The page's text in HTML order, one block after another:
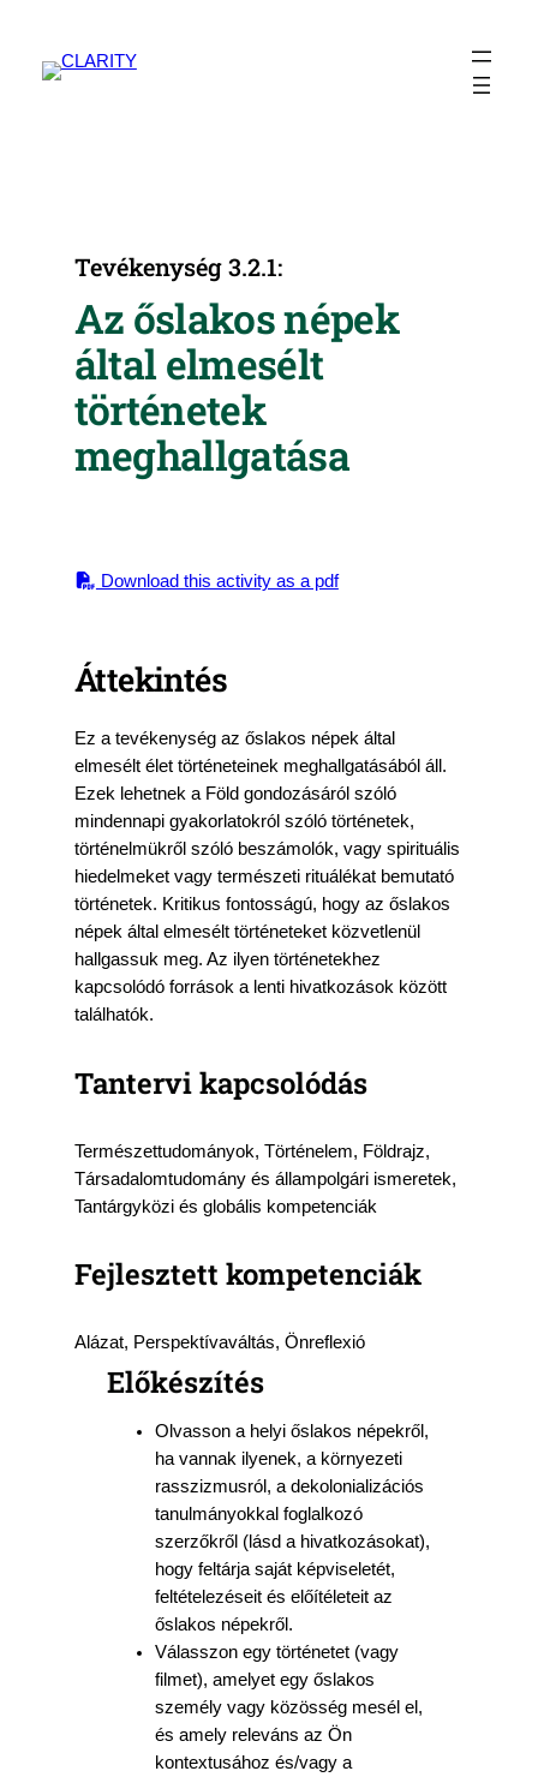
tartalomhoz
Tevékenység 3.2.1:
Az őslakos népek
által elmesélt
történetek
meghallgatása
Download this activity as a pdf
Áttekintés
Ez a tevékenység az őslakos népek által
elmesélt élet történeteinek meghallgatásából áll.
Ezek lehetnek a Föld gondozásáról szóló
mindennapi gyakorlatokról szóló történetek,
történelmükről szóló beszámolók, vagy spirituális
hiedelmeket vagy természeti rituálékat bemutató
történetek. Kritikus fontosságú, hogy az őslakos
népek által elmesélt történeteket közvetlenül
hallgassuk meg. Az ilyen történetekhez
kapcsolódó források a lenti hivatkozások között
találhatók.
Tantervi kapcsolódás
Természettudományok, Történelem, Földrajz,
Társadalomtudomány és állampolgári ismeretek,
Tantárgyközi és globális kompetenciák
Fejlesztett kompetenciák
Alázat, Perspektívaváltás, Önreflexió
Előkészítés
Olvasson a helyi őslakos népekről,
ha vannak ilyenek, a környezeti
rasszizmusról, a dekolonializációs
tanulmányokkal foglalkozó
szerzőkről (lásd a hivatkozásokat),
hogy feltárja saját képviseletét,
feltételezéseit és előítéleteit az
őslakos népekről.
Válasszon egy történetet (vagy
filmet), amelyet egy őslakos
személy vagy közösség mesél el,
és amely releváns az Ön
kontextusához és/vagy a